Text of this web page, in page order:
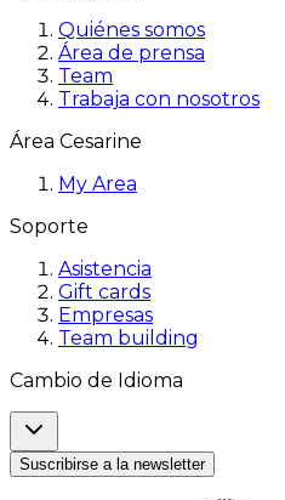
Quiénes somos
Área de prensa
Team
Trabaja con nosotros
Área Cesarine
My Area
Soporte
Asistencia
Gift cards
Empresas
Team building
Cambio de Idioma
Suscribirse a la newsletter